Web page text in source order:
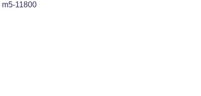
m5-11800